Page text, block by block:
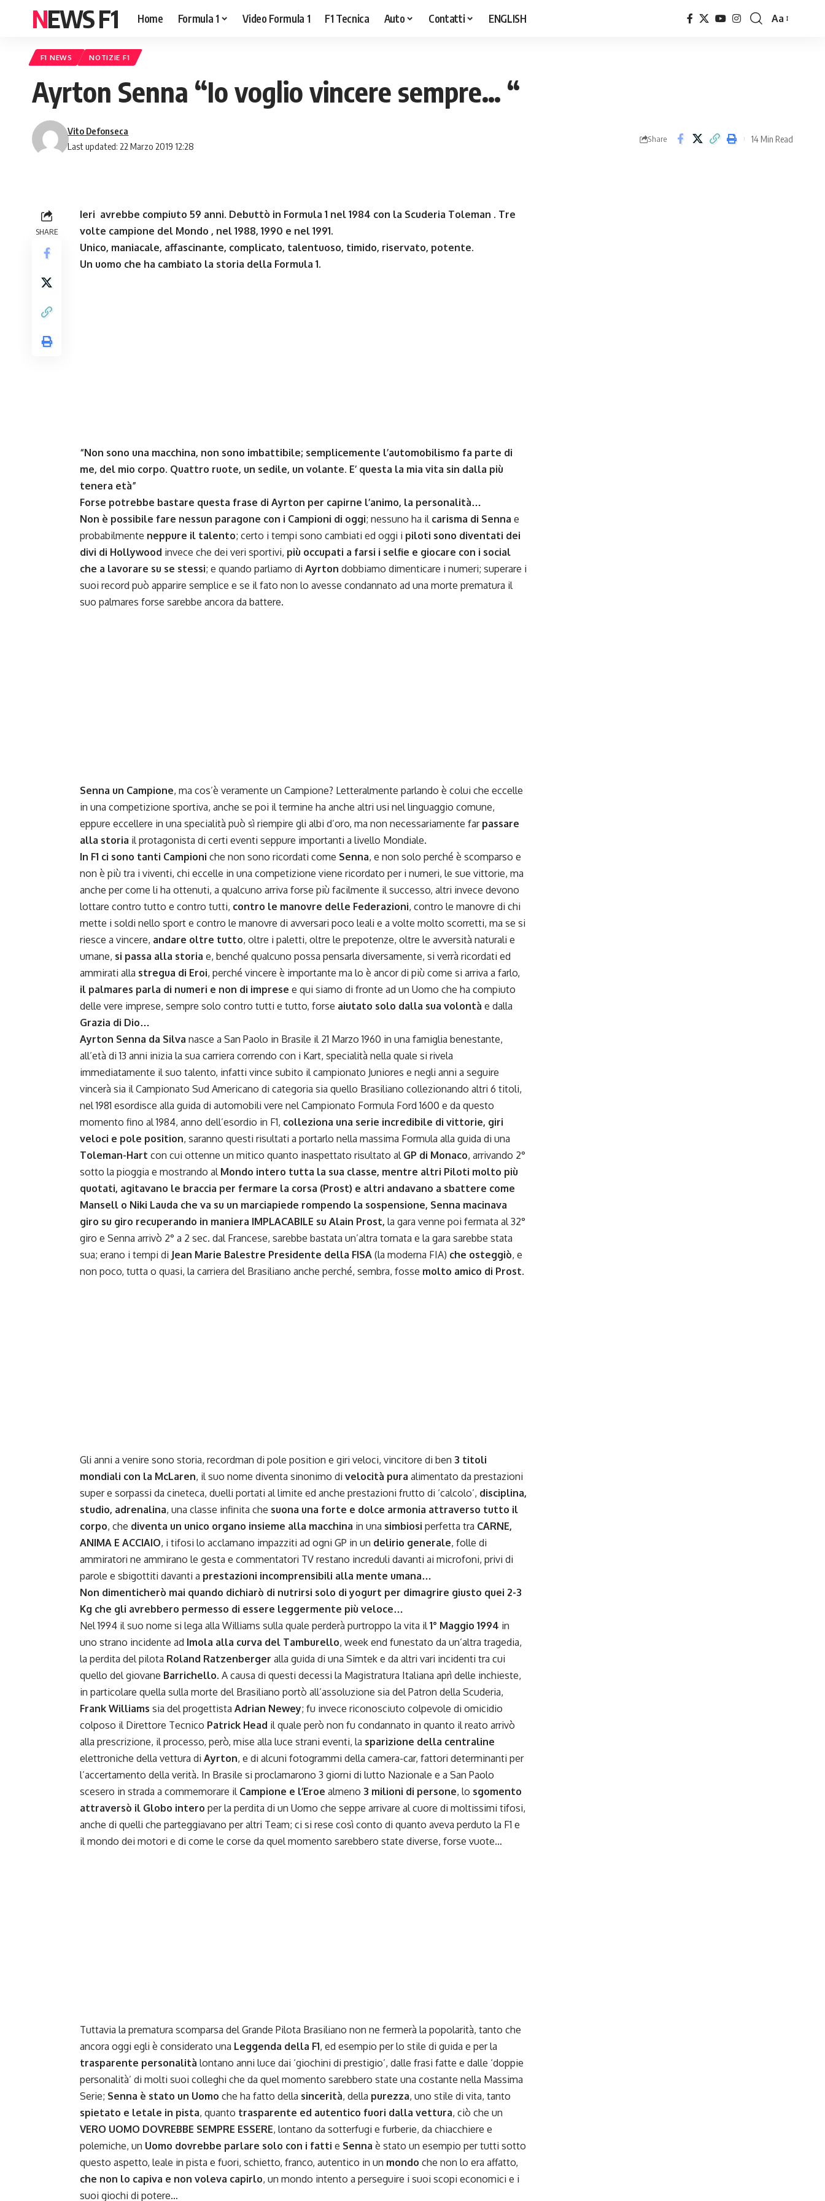
NEWS F1 Home Formula 1 Video Formula 1 F1 Tecnica Auto Contatti ENGLISH
Font
Aa
F1 NEWS NOTIZIE F1
Ayrton Senna “Io voglio vincere sempre… “
Last updated: 22 Marzo 2019 12:28
Vito Defonseca
Share 14 Min Read
SHARE
Ieri avrebbe compiuto 59 anni. Debuttò in Formula 1 nel 1984 con la Scuderia Toleman . Tre
volte campione del Mondo , nel 1988, 1990 e nel 1991.
Unico, maniacale, affascinante, complicato, talentuoso, timido, riservato, potente.
Un uomo che ha cambiato la storia della Formula 1.
“Non sono una macchina, non sono imbattibile; semplicemente l’automobilismo fa parte di
me, del mio corpo. Quattro ruote, un sedile, un volante. E’ questa la mia vita sin dalla più
tenera età”
Forse potrebbe bastare questa frase di Ayrton per capirne l’animo, la personalità…
Non è possibile fare nessun paragone con i Campioni di oggi; nessuno ha il carisma di Senna e
probabilmente neppure il talento; certo i tempi sono cambiati ed oggi i piloti sono diventati dei
divi di Hollywood invece che dei veri sportivi, più occupati a farsi i selfie e giocare con i social
che a lavorare su se stessi; e quando parliamo di Ayrton dobbiamo dimenticare i numeri; superare i
suoi record può apparire semplice e se il fato non lo avesse condannato ad una morte prematura il
suo palmares forse sarebbe ancora da battere.
Senna un Campione, ma cos’è veramente un Campione? Letteralmente parlando è colui che eccelle
in una competizione sportiva, anche se poi il termine ha anche altri usi nel linguaggio comune,
eppure eccellere in una specialità può sì riempire gli albi d’oro, ma non necessariamente far passare
alla storia il protagonista di certi eventi seppure importanti a livello Mondiale.
In F1 ci sono tanti Campioni che non sono ricordati come Senna, e non solo perché è scomparso e
non è più tra i viventi, chi eccelle in una competizione viene ricordato per i numeri, le sue vittorie, ma
anche per come li ha ottenuti, a qualcuno arriva forse più facilmente il successo, altri invece devono
lottare contro tutto e contro tutti, contro le manovre delle Federazioni, contro le manovre di chi
mette i soldi nello sport e contro le manovre di avversari poco leali e a volte molto scorretti, ma se si
riesce a vincere, andare oltre tutto, oltre i paletti, oltre le prepotenze, oltre le avversità naturali e
umane, si passa alla storia e, benché qualcuno possa pensarla diversamente, si verrà ricordati ed
ammirati alla stregua di Eroi, perché vincere è importante ma lo è ancor di più come si arriva a farlo,
il palmares parla di numeri e non di imprese e qui siamo di fronte ad un Uomo che ha compiuto
delle vere imprese, sempre solo contro tutti e tutto, forse aiutato solo dalla sua volontà e dalla
Grazia di Dio…
Ayrton Senna da Silva nasce a San Paolo in Brasile il 21 Marzo 1960 in una famiglia benestante,
all’età di 13 anni inizia la sua carriera correndo con i Kart, specialità nella quale si rivela
immediatamente il suo talento, infatti vince subito il campionato Juniores e negli anni a seguire
vincerà sia il Campionato Sud Americano di categoria sia quello Brasiliano collezionando altri 6 titoli,
nel 1981 esordisce alla guida di automobili vere nel Campionato Formula Ford 1600 e da questo
momento fino al 1984, anno dell’esordio in F1, colleziona una serie incredibile di vittorie, giri
veloci e pole position, saranno questi risultati a portarlo nella massima Formula alla guida di una
Toleman-Hart con cui ottenne un mitico quanto inaspettato risultato al GP di Monaco, arrivando 2°
sotto la pioggia e mostrando al Mondo intero tutta la sua classe, mentre altri Piloti molto più
quotati, agitavano le braccia per fermare la corsa (Prost) e altri andavano a sbattere come
Mansell o Niki Lauda che va su un marciapiede rompendo la sospensione, Senna macinava
giro su giro recuperando in maniera IMPLACABILE su Alain Prost, la gara venne poi fermata al 32°
giro e Senna arrivò 2° a 2 sec. dal Francese, sarebbe bastata un’altra tornata e la gara sarebbe stata
sua; erano i tempi di Jean Marie Balestre Presidente della FISA (la moderna FIA) che osteggiò, e
non poco, tutta o quasi, la carriera del Brasiliano anche perché, sembra, fosse molto amico di Prost.
Gli anni a venire sono storia, recordman di pole position e giri veloci, vincitore di ben 3 titoli
mondiali con la McLaren, il suo nome diventa sinonimo di velocità pura alimentato da prestazioni
super e sorpassi da cineteca, duelli portati al limite ed anche prestazioni frutto di ‘calcolo’, disciplina,
studio, adrenalina, una classe infinita che suona una forte e dolce armonia attraverso tutto il
corpo, che diventa un unico organo insieme alla macchina in una simbiosi perfetta tra CARNE,
ANIMA E ACCIAIO, i tifosi lo acclamano impazziti ad ogni GP in un delirio generale, folle di
ammiratori ne ammirano le gesta e commentatori TV restano increduli davanti ai microfoni, privi di
parole e sbigottiti davanti a prestazioni incomprensibili alla mente umana…
Non dimenticherò mai quando dichiarò di nutrirsi solo di yogurt per dimagrire giusto quei 2-3
Kg che gli avrebbero permesso di essere leggermente più veloce…
Nel 1994 il suo nome si lega alla Williams sulla quale perderà purtroppo la vita il1° Maggio 1994 in
uno strano incidente ad Imola alla curva del Tamburello, week end funestato da un’altra tragedia,
la perdita del pilota Roland Ratzenberger alla guida di una Simtek e da altri vari incidenti tra cui
quello del giovane Barrichello. A causa di questi decessi la Magistratura Italiana aprì delle inchieste,
in particolare quella sulla morte del Brasiliano portò all’assoluzione sia del Patron della Scuderia,
Frank Williams sia del progettista Adrian Newey; fu invece riconosciuto colpevole di omicidio
colposo il Direttore Tecnico Patrick Head il quale però non fu condannato in quanto il reato arrivò
alla prescrizione, il processo, però, mise alla luce strani eventi, la sparizione della centraline
elettroniche della vettura di Ayrton, e di alcuni fotogrammi della camera-car, fattori determinanti per
l’accertamento della verità. In Brasile si proclamarono 3 giorni di lutto Nazionale e a San Paolo
scesero in strada a commemorare il Campione e l’Eroe almeno 3 milioni di persone, lo sgomento
attraversò il Globo intero per la perdita di un Uomo che seppe arrivare al cuore di moltissimi tifosi,
anche di quelli che parteggiavano per altri Team; ci si rese così conto di quanto aveva perduto la F1 e
il mondo dei motori e di come le corse da quel momento sarebbero state diverse, forse vuote…
Tuttavia la prematura scomparsa del Grande Pilota Brasiliano non ne fermerà la popolarità, tanto che
ancora oggi egli è considerato una Leggenda della F1, ed esempio per lo stile di guida e per la
trasparente personalità lontano anni luce dai ‘giochini di prestigio’, dalle frasi fatte e dalle ‘doppie
personalità’ di molti suoi colleghi che da quel momento sarebbero state una costante nella Massima
Serie; Senna è stato un Uomo che ha fatto della sincerità, della purezza, uno stile di vita, tanto
spietato e letale in pista, quanto trasparente ed autentico fuori dalla vettura, ciò che un
VERO UOMO DOVREBBE SEMPRE ESSERE, lontano da sotterfugi e furberie, da chiacchiere e
polemiche, un Uomo dovrebbe parlare solo con i fatti e Senna è stato un esempio per tutti sotto
questo aspetto, leale in pista e fuori, schietto, franco, autentico in un mondo che non lo era affatto,
che non lo capiva e non voleva capirlo, un mondo intento a perseguire i suoi scopi economici e i
suoi giochi di potere…